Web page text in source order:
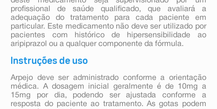
profissional de saúde qualificado, que avaliará a
adequação do tratamento para cada paciente em
particular. Este medicamento não deve ser utilizado por
pacientes com histórico de hipersensibilidade ao
aripiprazol ou a qualquer componente da fórmula.
Instruções de uso
Arpejo deve ser administrado conforme a orientação
médica. A dosagem inicial geralmente é de 10mg a
15mg por dia, podendo ser ajustada conforme a
resposta do paciente ao tratamento. As gotas podem